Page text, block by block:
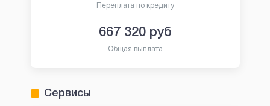
Переплата по кредиту
667 320руб
Общая выплата
Сервисы